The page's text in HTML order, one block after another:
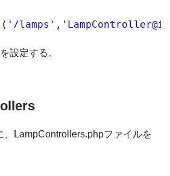
'/lamps' ,
設定する。
、LampControllers.phpファイルを